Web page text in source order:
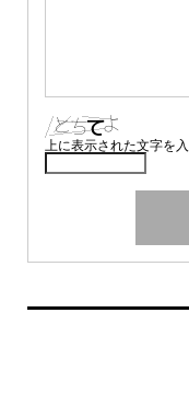
上に表示された文字を